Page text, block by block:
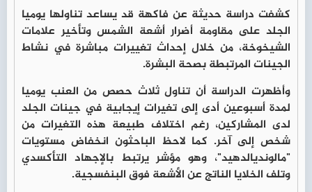
كشفت دراسة حديثة عن فاكهة قد يساعد تناولها يوميا
الجلد على مقاومة أضرار أشعة الشمس وتأخير علامات
الشيخوخة، من خلال إحداث تغييرات مباشرة في نشاط
الجينات المرتبطة بصحة البشرة.
وأظهرت الدراسة أن تناول ثلاث حصص من العنب يوميا
لمدة أسبوعين أدى إلى تغيرات إيجابية في جينات الجلد
لدى المشاركين، رغم اختلاف طبيعة هذه التغيرات من
شخص إلى آخر. كما لاحظ الباحثون انخفاض مستويات
"مالونديالدهيد"، وهو مؤشر يرتبط بالإجهاد التأكسدي
وتلف الخلايا الناتج عن الأشعة فوق البنفسجية.